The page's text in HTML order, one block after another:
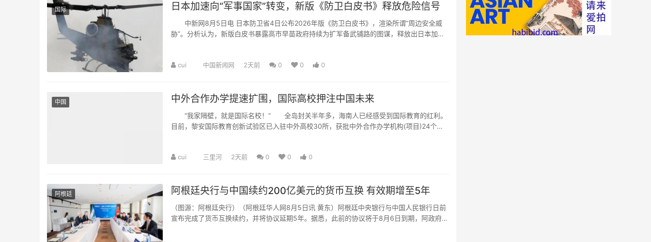
国际 日本加速向“军事国家”转变，新版《防卫白皮书》释放危险信号
中新网8月5日电 日本防卫省4日公布2026年版《防卫白皮书》，渲染所谓“周边安全威
胁”。分析认为，新版白皮书暴露高市早苗政府持续为扩军备武铺路的图谋，释放出日本加速
cui 中国新闻网 2天前 0 0 0
中国 中外合作办学提速扩围，国际高校押注中国未来
“我家隔壁，就是国际名校！” 全岛封关半年多，海南人已经感受到国际教育的红利。
目前，黎安国际教育创新试验区已入驻中外高校30所，获批中外合作办学机构(项目)24个，
cui 三里河 2天前 0 0 0
阿根廷 阿根廷央行与中国续约200亿美元的货币互换 有效期增至5年
（图源：阿根廷央行）（阿根廷华人网8月5日讯 黄东）阿根廷中央银行与中国人民银行日前
宣布完成了货币互换续约，并将协议延期5年。据悉，此前的协议将于8月6日到期，阿政府曾